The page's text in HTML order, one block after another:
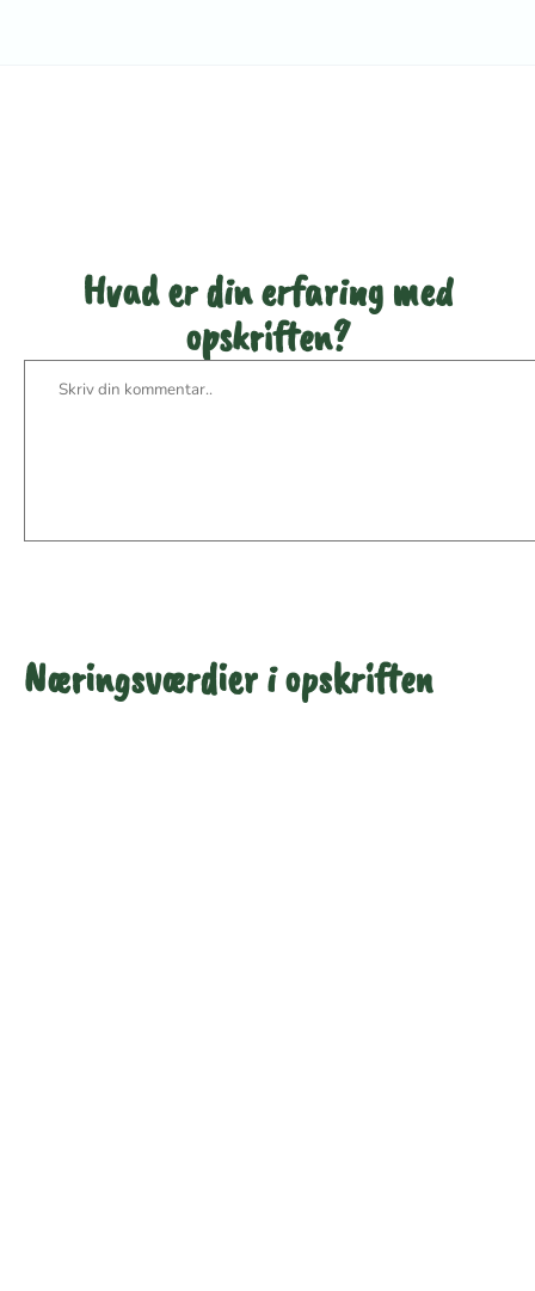
Hvad er din erfaring med
opskriften?
Næringsværdier i opskriften